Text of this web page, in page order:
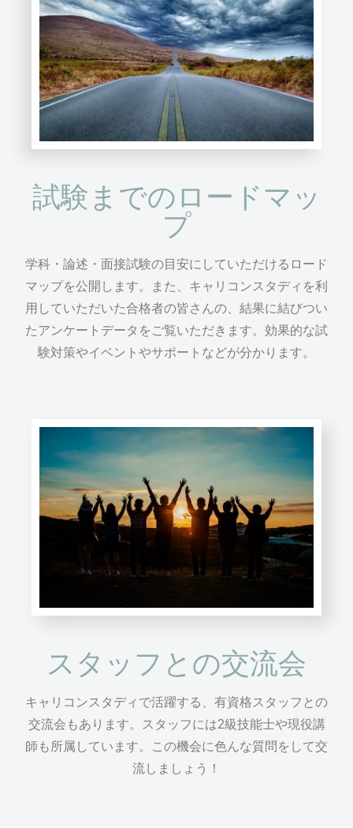
試験までのロードマッ
プ
学科・論述・面接試験の目安にしていただけるロード
マップを公開します。また、キャリコンスタディを利
用していただいた合格者の皆さんの、結果に結びつい
たアンケートデータをご覧いただきます。効果的な試
験対策やイベントやサポートなどが分かります。
スタッフとの交流会
キャリコンスタディで活躍する、有資格スタッフとの
交流会もあります。スタッフには2級技能士や現役講
師も所属しています。この機会に色んな質問をして交
流しましょう！